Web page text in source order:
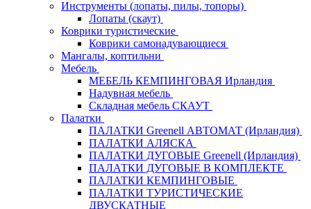
Инструменты (лопаты, пилы, топоры)
Лопаты (скаут)
Коврики туристические
Коврики самонадувающиеся
Мангалы, коптильни
Мебель
МЕБЕЛЬ КЕМПИНГОВАЯ Ирландия
Надувная мебель
Складная мебель СКАУТ
Палатки
ПАЛАТКИ Greenell АВТОМАТ (Ирландия)
ПАЛАТКИ АЛЯСКА
ПАЛАТКИ ДУГОВЫЕ Greenell (Ирландия)
ПАЛАТКИ ДУГОВЫЕ В КОМПЛЕКТЕ
ПАЛАТКИ КЕМПИНГОВЫЕ
ПАЛАТКИ ТУРИСТИЧЕСКИЕ
ДВУСКАТНЫЕ